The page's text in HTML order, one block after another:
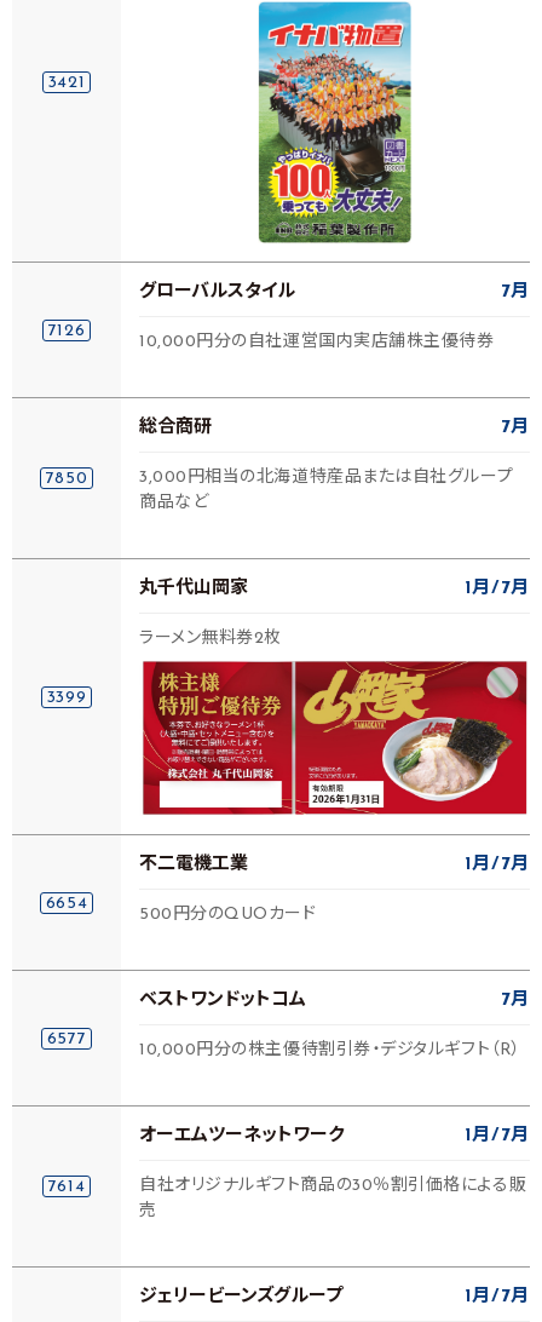
3421
7126
グローバルスタイル 7月
10,000円分の自社運営国内実店舗株主優待券
7850
総合商研 7月
3,000円相当の北海道特産品または自社グループ
商品など
3399
丸千代山岡家 1月 7月
ラーメン無料券2枚
6654
不二電機工業 1月 7月
500円分のQUOカード
6577
ベストワンドットコム 7月
10,000円分の株主優待割引券・デジタルギフト（R）
7614
オーエムツーネットワーク 1月 7月
自社オリジナルギフト商品の30％割引価格による販
売
ジェリービーンズグループ 1月 7月